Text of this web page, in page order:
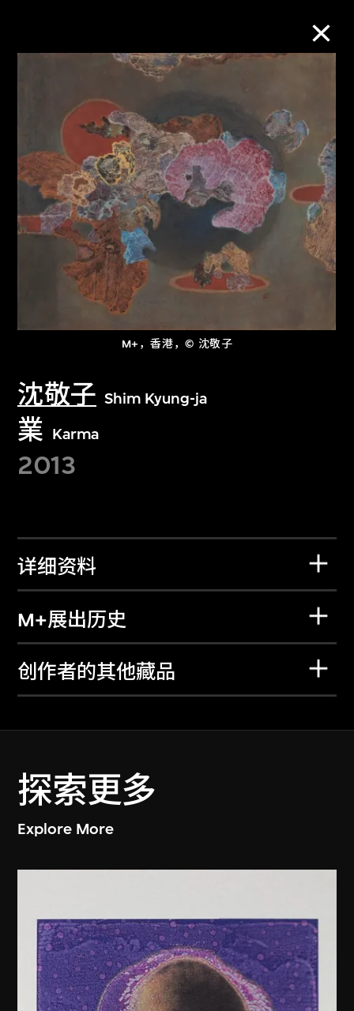
M+，香港，© 沈敬子
沈敬子 Shim Kyung-ja
業 Karma
2013
详细资料
M+展出历史
创作者的其他藏品
探索更多
Explore More
M+藏品
进一步筛选 搜索
关于M+藏品
探索世界顶级的二十及二十一世纪视觉